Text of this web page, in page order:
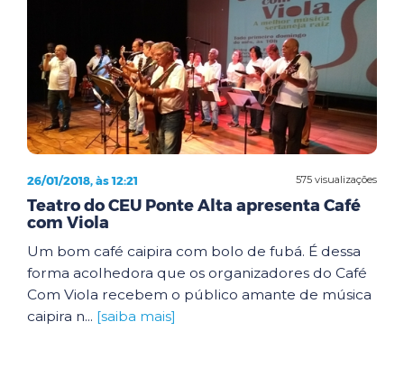
575 visualizações
26/01/2018, às 12:21
Teatro do CEU Ponte Alta apresenta Café
com Viola
Um bom café caipira com bolo de fubá. É dessa
forma acolhedora que os organizadores do Café
Com Viola recebem o público amante de música
caipira n... [saiba mais]